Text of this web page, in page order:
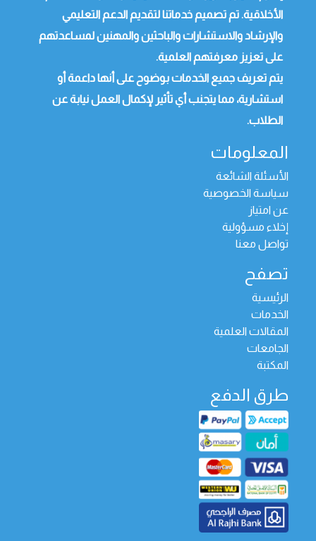
الأخلاقية. تم تصميم خدماتنا لتقديم الدعم التعليمي
والإرشاد والاستشارات والباحثين والمهنين لمساعدتهم
على تعزيز معرفتهم العلمية.
يتم تعريف جميع الخدمات بوضوح على أنها داعمة أو
استشارية، مما يتجنب أي تأثير لإكمال العمل نيابة عن
الطلاب.
المعلومات
الأسئلة الشائعة
سياسة الخصوصية
عن امتياز
إخلاء مسؤولية
تواصل معنا
تصفح
الرئيسية
الخدمات
المقالات العلمية
الجامعات
المكتبة
طرق الدفع